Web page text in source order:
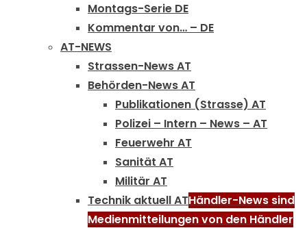
Montags-Serie DE
Kommentar von… – DE
AT-NEWS
Strassen-News AT
Behörden-News AT
Publikationen (Strasse) AT
Polizei – Intern – News – AT
Feuerwehr AT
Sanität AT
Militär AT
Technik aktuell ATHändler-News sind
Medienmitteilungen von den Händler